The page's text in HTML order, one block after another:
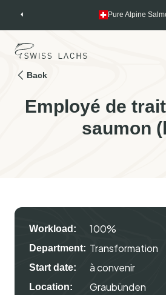
Pure Alpine
Back
Employé de
saumon
Workload: 100%
Department: Transformation
Start date: à convenir
Location: Graubünden